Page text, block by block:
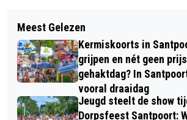
OPEN DAG KENNEMER
OVERVEEN ZEER DRUK
BESTELBUS VLIEGT UIT DE
VOGELENZANG
Meest Gelezen
Kermiskoorts in
grijpen en nét geen
gehaktdag? In
vooral draaidag
Jeugd steelt de show
Dorpsfeest Santpoort: